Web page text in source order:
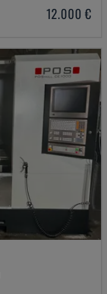
12.000 €